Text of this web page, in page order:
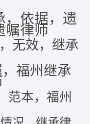
，依据，遗
嘱律师
无效，继承
福州继承
范本，福州